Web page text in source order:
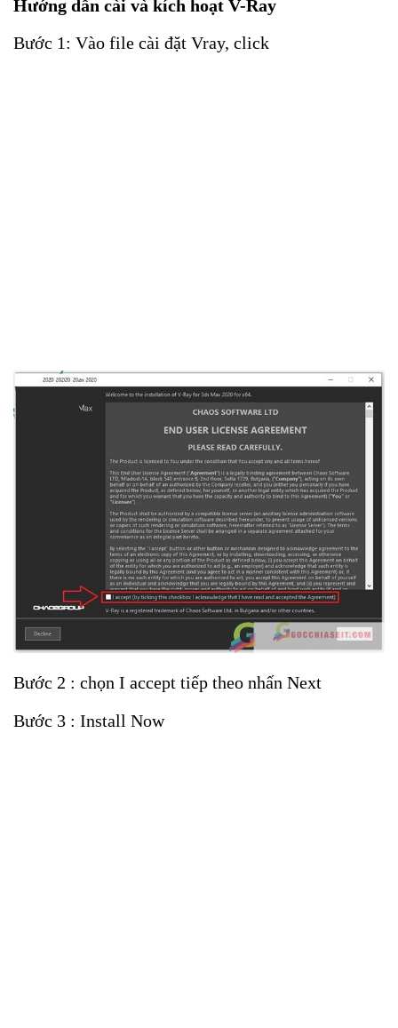
Hướng dẫn cài và kích hoạt V-Ray
Bước 1: Vào file cài đặt Vray, click
Bước 2 : chọn I accept tiếp theo nhấn Next
Bước 3 : Install Now